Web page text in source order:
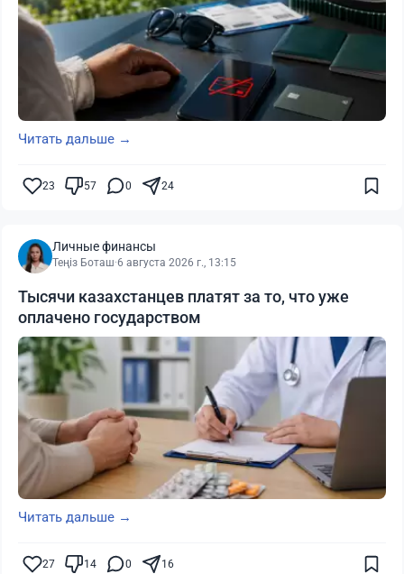
Читать дальше →
23 57 0 24
Личные финансы
Теңіз Боташ·6 августа 2026 г., 13:15
Тысячи казахстанцев платят за то, что уже
оплачено государством
Читать дальше →
27 14 0 16